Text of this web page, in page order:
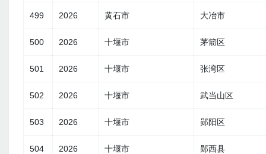
499 2026 黄石市 大冶市
500 2026 十堰市 茅箭区
501 2026 十堰市 张湾区
502 2026 十堰市 武当山区
503 2026 十堰市 郧阳区
504 2026 十堰市 郧西县